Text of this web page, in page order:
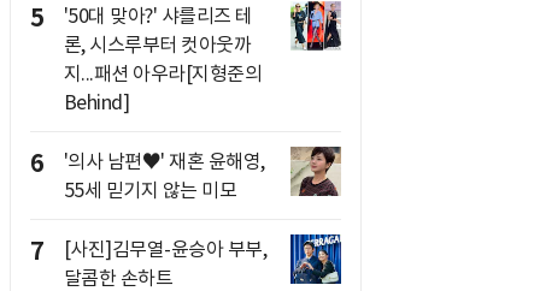
5
'50대 맞아?' 샤를리즈 테
론, 시스루부터 컷아웃까
지...패션 아우라[지형준의
Behind]
6
'의사 남편♥' 재혼 윤해영,
55세 믿기지 않는 미모
7
[사진]김무열-윤승아 부부,
달콤한 손하트